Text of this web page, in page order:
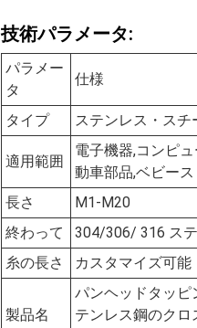
技術パラメータ:
パラメー
タ
仕様
タイプ ステンレス・スチ
適用範囲
電子機器,コンピ
動車部品,ベビー
長さ
M1-M20
終わって
304/306/ 316 ス
糸の長さ
カスタマイズ可能
製品名
パンヘッドタッピ
テンレス鋼のクロ